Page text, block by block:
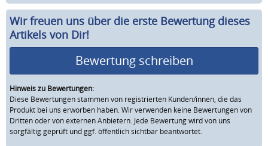
Wir freuen uns über die erste Bewertung dieses
Artikels von Dir!
Bewertung schreiben
Hinweis zu Bewertungen:
Diese Bewertungen stammen von registrierten Kunden/innen, die das
Produkt bei uns erworben haben. Wir verwenden keine Bewertungen von
Dritten oder von externen Anbietern. Jede Bewertung wird von uns
sorgfältig geprüft und ggf. öffentlich sichtbar beantwortet.